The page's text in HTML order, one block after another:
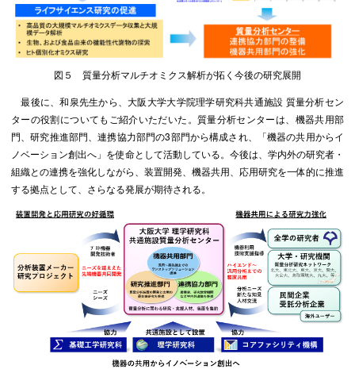
図５ 質量分析マルチオミクス解析が拓く今後の研究展開
最後に、和泉先生から、大阪大学大学院理学研究科共通施設 質量分析セン
ターの役割についてもご紹介いただいた。質量分析センターは、機器共用部
門、研究推進部門、連携協力部門の3部門から構成され、「機器の共用からイ
ノベーション創出へ」を使命として活動している。今後は、学内外の研究者・
組織との連携を強化しながら、装置開発、機器共用、応用研究を一体的に推進
する拠点として、さらなる発展が期待される。